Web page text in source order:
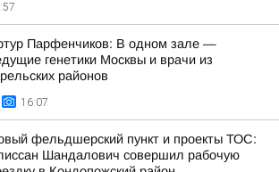
Парфенчиков: В одном зале —
генетики Москвы и врачи из
районов
16:07
фельдшерский пункт и проекты ТОС:
Шандалович совершил рабочую